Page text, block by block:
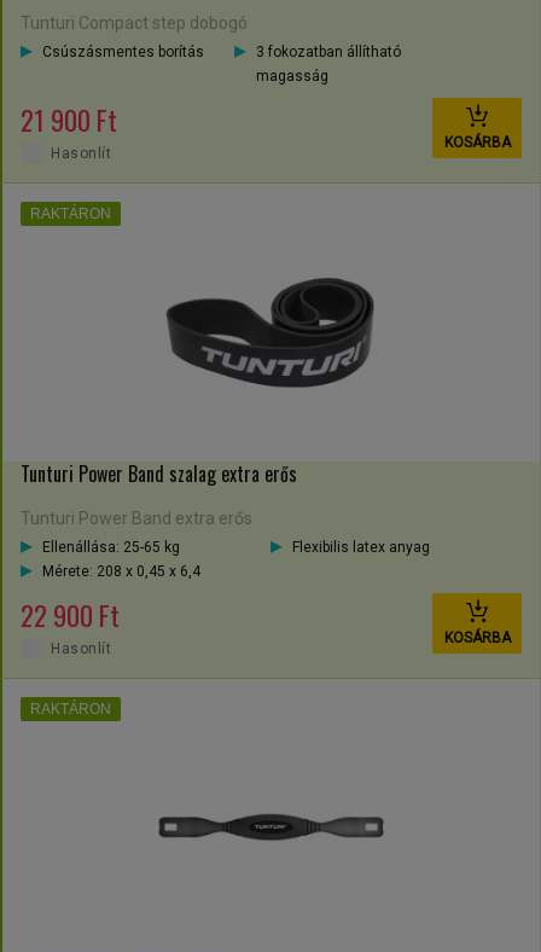
Tunturi Compact step dobogó
Csúszásmentes borítás
3 fokozatban állítható
magasság
21 900 Ft
KOSÁRBA
Hasonlít
Tunturi Power Band szalag extra erős
Tunturi Power Band extra erős
Ellenállása: 25-65 kg
Flexibilis latex anyag
Mérete: 208 x 0,45 x 6,4
22 900 Ft
KOSÁRBA
RAKTÁRON
Hasonlít
RAKTÁRON